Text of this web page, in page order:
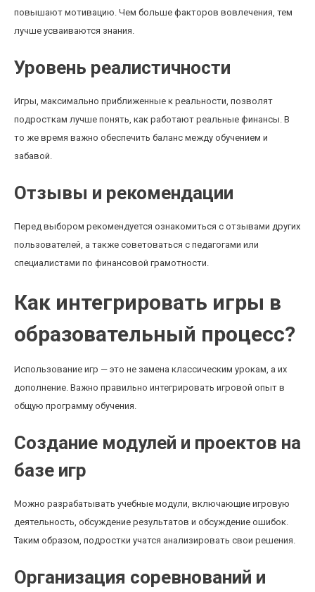
повышают мотивацию. Чем больше факторов вовлечения, тем
лучше усваиваются знания.
Уровень реалистичности
Игры, максимально приближенные к реальности, позволят
подросткам лучше понять, как работают реальные финансы. В
то же время важно обеспечить баланс между обучением и
забавой.
Отзывы и рекомендации
Перед выбором рекомендуется ознакомиться с отзывами других
пользователей, а также советоваться с педагогами или
специалистами по финансовой грамотности.
Как интегрировать игры в
образовательный процесс?
Использование игр — это не замена классическим урокам, а их
дополнение. Важно правильно интегрировать игровой опыт в
общую программу обучения.
Создание модулей и проектов на
базе игр
Можно разрабатывать учебные модули, включающие игровую
деятельность, обсуждение результатов и обсуждение ошибок.
Таким образом, подростки учатся анализировать свои решения.
Организация соревнований и